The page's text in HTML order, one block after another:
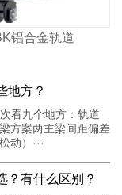
铝合金轨道
地方？
看九个地方：轨道
方案两主梁间距偏差
动）···
？有什么区别？